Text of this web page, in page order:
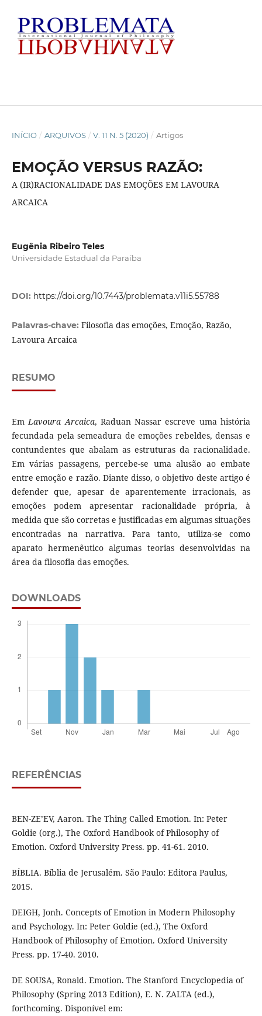
INÍCIO / ARQUIVOS / V. 11 N. 5 (2020) / Artigos
EMOÇÃO VERSUS RAZÃO:
A (IR)RACIONALIDADE DAS EMOÇÕES EM LAVOURA
ARCAICA
Eugênia Ribeiro Teles
Universidade Estadual da Paraíba
DOI: https://doi.org/10.7443/problemata.v11i5.55788
Palavras-chave: Filosofia das emoções, Emoção, Razão,
Lavoura Arcaica
RESUMO
EmLavoura Arcaica, Raduan Nassar escreve uma história
fecundada pela semeadura de emoções rebeldes, densas e
contundentes que abalam as estruturas da racionalidade.
Em várias passagens, percebe-se uma alusão ao embate
entre emoção e razão. Diante disso, o objetivo deste artigo é
defender que, apesar de aparentemente irracionais, as
emoções podem apresentar racionalidade própria, à
medida que são corretas e justificadas em algumas situações
encontradas na narrativa. Para tanto, utiliza-se como
aparato hermenêutico algumas teorias desenvolvidas na
área da filosofia das emoções.
DOWNLOADS
REFERÊNCIAS
BEN-ZE’EV, Aaron. The Thing Called Emotion. In: Peter
Goldie (org.), The Oxford Handbook of Philosophy of
Emotion. Oxford University Press. pp. 41-61. 2010.
BÍBLIA. Bíblia de Jerusalém. São Paulo: Editora Paulus,
2015.
DEIGH, Jonh. Concepts of Emotion in Modern Philosophy
and Psychology. In: Peter Goldie (ed.), The Oxford
Handbook of Philosophy of Emotion. Oxford University
Press. pp. 17-40. 2010.
DE SOUSA, Ronald. Emotion. The Stanford Encyclopedia of
Philosophy (Spring 2013 Edition), E. N. ZALTA (ed.),
forthcoming. Disponível em: